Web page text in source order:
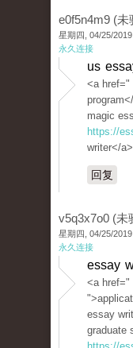
e0f5n4m9 (未
星期四, 04/25/
永久连接
us
<a href="
magic
https://
writer</a>
回复
v5q3x7o0 (未
星期四, 04/25/
永久连接
essay
<a href="
essay
graduate